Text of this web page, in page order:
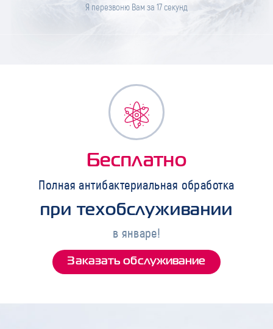
Я перезвоню Вам за 17секунд
Бесплатно
Полная антибактериальная обработка
при техобслуживании
в январе!
Заказать обслуживание